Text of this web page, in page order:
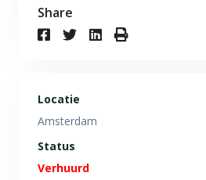
Share
Locatie
Amsterdam
Status
Verhuurd